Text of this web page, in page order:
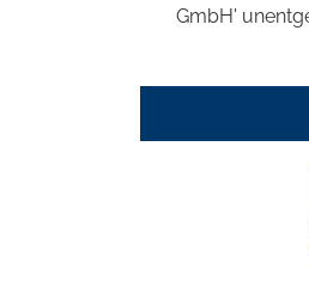
GmbH'